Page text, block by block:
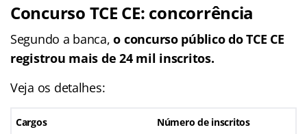
Concurso TCE CE: concorrência
Segundo a banca,o concurso público do TCE CE
registrou mais de 24 mil inscritos.
Veja os detalhes:
Cargos Número de inscritos